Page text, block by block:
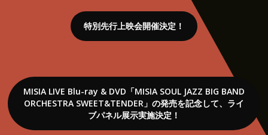
特別先行上映会開催決定！
MISIA LIVE Blu-ray & DVD「MISIA SOUL JAZZ BIG BAND
ORCHESTRA SWEET&TENDER」の発売を記念して、ライ
ブパネル展示実施決定！